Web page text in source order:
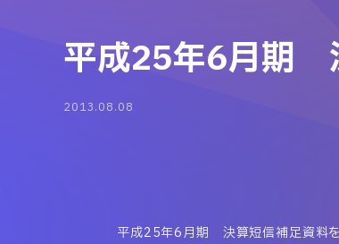
平成25年6月期
2013.08.08
平成25年6月期 決算短信補足資料